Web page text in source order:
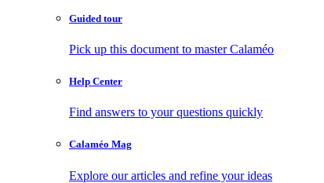
Guided tour
Pick up this document to master Calaméo
Help Center
Find answers to your questions quickly
Calaméo Mag
Explore our articles and refine your ideas